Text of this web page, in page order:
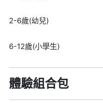
2-6歲(幼兒)
6-12歲(小學生)
體驗組合包